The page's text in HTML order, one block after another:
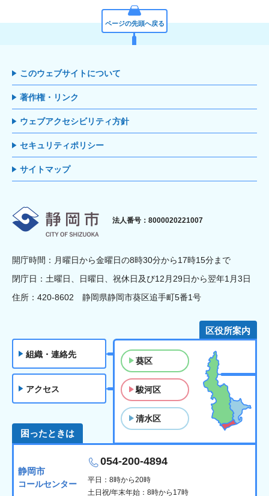
ページの先頭へ戻る
このウェブサイトについて
著作権・リンク
ウェブアクセシビリティ方針
セキュリティポリシー
サイトマップ
静岡市
法人番号：8000020221007
開庁時間：月曜日から金曜日の8時30分から17時15分まで
閉庁日：土曜日、日曜日、祝休日及び12月29日から翌年1月3日
住所：420-8602 静岡県静岡市葵区追手町5番1号
組織・連絡先
アクセス
区役所案内
葵区
駿河区
清水区
困ったときは
静岡市
コールセンター
054-200-4894
平日：8時から20時
土日祝/年末年始：8時から17時